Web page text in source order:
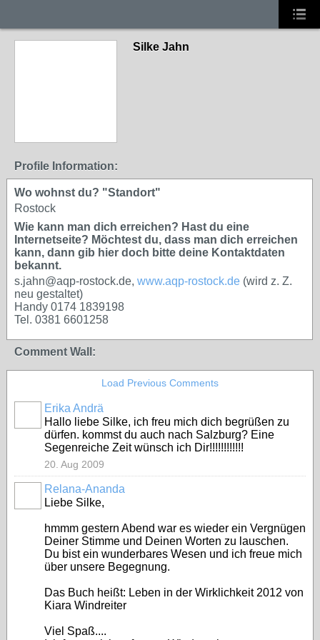
Silke Jahn
Profile Information:
Wo wohnst du? "Standort"
Rostock
Wie kann man dich erreichen? Hast du eine
Internetseite? Möchtest du, dass man dich erreichen
kann, dann gib hier doch bitte deine Kontaktdaten
bekannt.
s.jahn@aqp-rostock.de, www.aqp-rostock.de (wird z. Z.
neu gestaltet)
Handy 0174 1839198
Tel. 0381 6601258
Comment Wall:
Load Previous Comments
Erika Andrä
Hallo liebe Silke, ich freu mich dich begrüßen zu
dürfen. kommst du auch nach Salzburg? Eine
Segenreiche Zeit wünsch ich Dir!!!!!!!!!!!!
20. Aug 2009
Relana-Ananda
Liebe Silke,
hmmm gestern Abend war es wieder ein Vergnügen
Deiner Stimme und Deinen Worten zu lauschen.
Du bist ein wunderbares Wesen und ich freue mich
über unsere Begegnung.
Das Buch heißt: Leben in der Wirklichkeit 2012 von
Kiara Windreiter
Viel Spaß....